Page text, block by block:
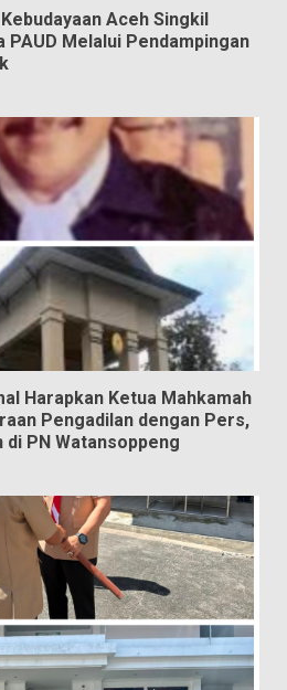
Aceh Singkil
Melalui Pendampingan
Harapkan Ketua Mahkamah
Pengadilan dengan Pers,
PN Watansoppeng